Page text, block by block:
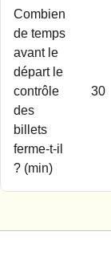
Combien
de temps
avant le
départ le
contrôle
des
billets
ferme-t-il
? (min)
30